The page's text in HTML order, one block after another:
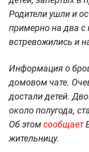
Родители ушли и
примерно на два с
встревожились и
Информация о
домовом чате.
достали детей.
около полугода,
Об этомсообщает
жительницу.